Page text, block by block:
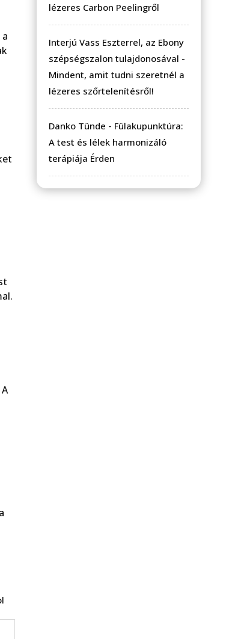
lézeres Carbon Peelingről
Interjú Vass Eszterrel, az Ebony
szépségszalon tulajdonosával -
Mindent, amit tudni szeretnél a
lézeres szőrtelenítésről!
Danko Tünde - Fülakupunktúra:
A test és lélek harmonizáló
terápiája Érden